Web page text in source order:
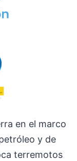
en el marco
y de
terremotos